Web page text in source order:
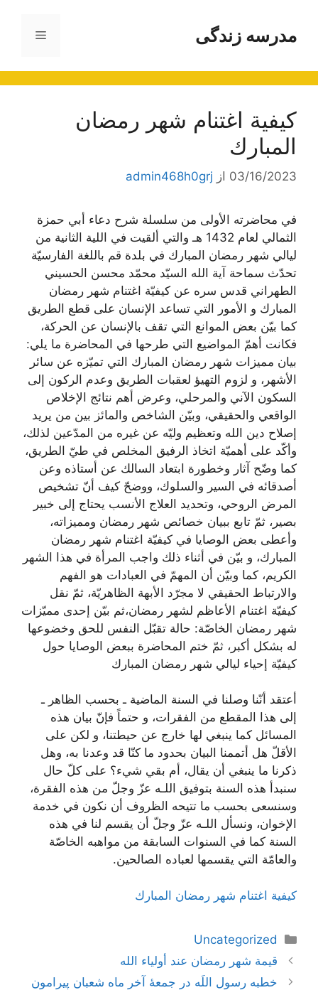
محتوامدرسه زندگی فهرست
كيفية اغتنام شهر رمضان
المبارك
03/16/2023 از admin468h0grj
في محاضرته الأولى من سلسلة شرح دعاء أبي حمزة
الثمالي لعام 1432 هـ والتي ألقيت في اللية الثانية من
ليالي شهر رمضان المبارك في بلدة قم باللغة الفارسيّة
تحدّث سماحة آية الله السيّد محمّد محسن الحسيني
الطهراني قدس سره عن كيفيّة اغتنام شهر رمضان
المبارك و الأمور التي تساعد الإنسان على قطع الطريق
كما بيّن بعض الموانع التي تقف بالإنسان عن الحركة،
فكانت أهمّ المواضيع التي طرحها في المحاضرة ما يلي:
بيان مميزات شهر رمضان المبارك التي تميّزه عن سائر
الأشهر، و لزوم التهيؤ لعقبات الطريق وعدم الركون إلى
السكون الآني والمرحلي، وعرض أهم نتائج الإخلاص
الواقعي والحقيقي، وبيّن الشاخص والمائز بين من يريد
إصلاح دين الله وتعظيم وليّه عن غيره من المدّعين لذلك،
وأكّد على أهميّة اتخاذ الرفيق المخلص في طيّ الطريق،
كما وضّح آثار وخطورة ابتعاد السالك عن أستاذه وعن
أصدقائه في السير والسلوك، ووضحّ كيف أنّ تشخيص
المرض الروحي، وتحديد العلاج الأنسب يحتاج إلى خبير
بصير، ثمّ تابع ببيان خصائص شهر رمضان ومميزاته،
وأعطى بعض الوصايا في كيفيّة اغتنام شهر رمضان
المبارك، و بيّن في أثناء ذلك واجب المرأة في هذا الشهر
الكريم، كما وبيّن أن المهمّ في العبادات هو الفهم
والارتباط الحقيقي لا مجرّد الأبهة الظاهريّة، ثمّ نقل
كيفيّة اغتنام الأعاظم لشهر رمضان،ثم بيّن إحدى مميّزات
شهر رمضان الخاصّة: حالة تقبّل النفس للحق وخضوعها
له بشكل أكبر، ثمّ ختم المحاضرة ببعض الوصايا حول
كيفيّة إحياء ليالي شهر رمضان المبارك
أعتقد أنّنا وصلنا في السنة الماضية ـ بحسب الظاهر ـ
إلى هذا المقطع من الفقرات، و حتماً فإنّ بيان هذه
المسائل كما ينبغي لها خارج عن حيطتنا، و لكن على
الأقلّ هل أتممنا البيان بحدود ما كنّا قد وعدنا به، وهل
ذكرنا ما ينبغي أن يقال، أم بقي شيء؟ على كلّ حال
سنبدأ هذه السنة بتوفيق اللـه عزّ وجلّ من هذه الفقرة،
وسنسعى بحسب ما تتيحه الظروف أن نكون في خدمة
الإخوان، ونسأل اللـه عزّ وجلّ أن يقسم لنا في هذه
السنة كما في السنوات السابقة من مواهبه الخاصّة
والعامّة التي يقسمها لعباده الصالحين.
كيفية اغتنام شهر رمضان المبارك
دسته‌ها
Uncategorized
ناوبری
نوشته‌ها
قيمة شهر رمضان عند أولياء الله
خطبه رسول‌ اللَه‌ در جمعۀ آخر ماه‌ شعبان پيرامون